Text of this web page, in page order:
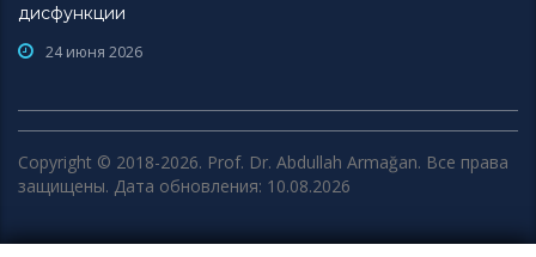
дисфункции
24 июня 2026
Copyright © 2018-2026. Prof. Dr. Abdullah Armağan. Все права
защищены. Дата обновления: 10.08.2026